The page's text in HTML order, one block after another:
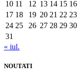
10 11 12 13 14 15 16
17 18 19 20 21 22 23
24 25 26 27 28 29 30
31
« iul.
NOUTATI